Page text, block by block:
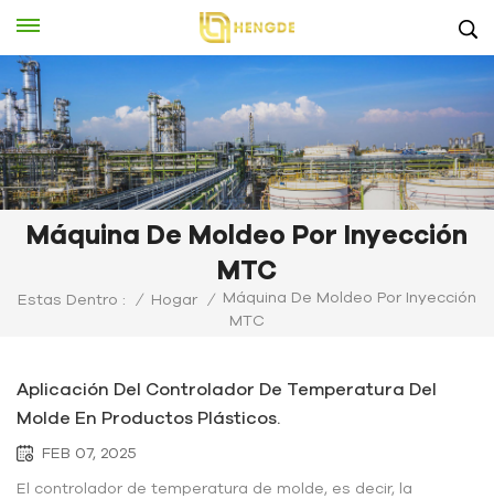
Máquina De Moldeo Por Inyección
MTC
Estas Dentro : / Hogar /
Máquina De Moldeo Por Inyección
MTC
Aplicación Del Controlador De Temperatura Del
Molde En Productos Plásticos.
FEB 07, 2025
El controlador de temperatura de molde, es decir, la